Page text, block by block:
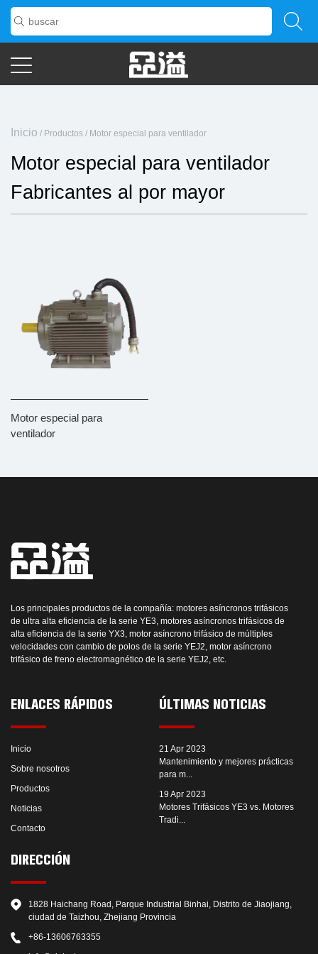
Inicio / Productos / Motor especial para ventilador
Motor especial para ventilador
Fabricantes al por mayor
Motor especial para
ventilador
Los principales productos de la compañía: motores asíncronos trifásicos
de ultra alta eficiencia de la serie YE3, motores asíncronos trifásicos de
alta eficiencia de la serie YX3, motor asíncrono trifásico de múltiples
velocidades con cambio de polos de la serie YEJ2, motor asíncrono
trifásico de freno electromagnético de la serie YEJ2, etc.
ENLACES RÁPIDOS
Inicio
Sobre nosotros
Productos
Noticias
Contacto
ÚLTIMAS NOTICIAS
21 Apr 2023
Mantenimiento y mejores prácticas
para m...
19 Apr 2023
Motores Trifásicos YE3 vs. Motores
Tradi...
DIRECCIÓN
1828 Haichang Road, Parque Industrial Binhai, Distrito de Jiaojiang,
ciudad de Taizhou, Zhejiang Provincia
+86-13606763355